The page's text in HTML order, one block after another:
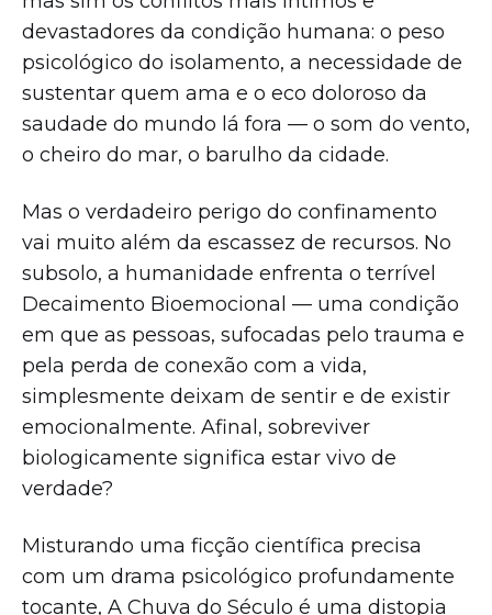
devastadores da condição humana: o peso
psicológico do isolamento, a necessidade de
sustentar quem ama e o eco doloroso da
saudade do mundo lá fora — o som do vento,
o cheiro do mar, o barulho da cidade.
Mas o verdadeiro perigo do confinamento
vai muito além da escassez de recursos. No
subsolo, a humanidade enfrenta o terrível
Decaimento Bioemocional — uma condição
em que as pessoas, sufocadas pelo trauma e
pela perda de conexão com a vida,
simplesmente deixam de sentir e de existir
emocionalmente. Afinal, sobreviver
biologicamente significa estar vivo de
verdade?
Misturando uma ficção científica precisa
com um drama psicológico profundamente
tocante, A Chuva do Século é uma distopia